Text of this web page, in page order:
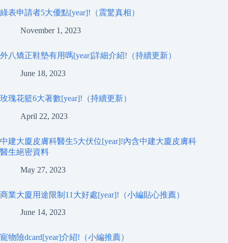
綠表申請者5大優點[year]!（震驚真相）
November 1, 2023
外八矯正鞋墊有用嗎[year]詳細介紹!（持續更新）
June 18, 2023
玫瑰花籃6大著數[year]!（持續更新）
April 22, 2023
中建大廈皮膚科醫生5大伏位[year]!內含中建大廈皮膚科
醫生絕密資料
May 27, 2023
商業大廈用途限制11大好處[year]!（小編貼心推薦）
June 14, 2023
寵物險dcard[year]介紹!（小編推薦）